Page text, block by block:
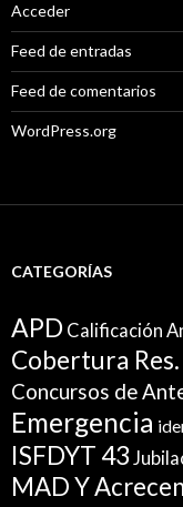
Acceder
Feed de entradas
Feed de comentarios
WordPress.org
CATEGORÍAS
APD Calificación
Cobertura
Concursos de
Emergencia
ISFDYT 43
MAD Y